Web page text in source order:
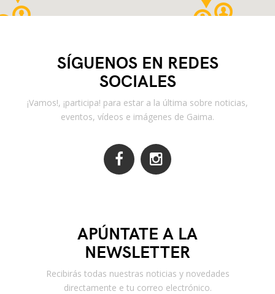
SÍGUENOS EN REDES
SOCIALES
¡Vamos!, ¡participa! para estar a la última sobre noticias,
eventos, vídeos e imágenes de Gaima.
APÚNTATE A LA
NEWSLETTER
Recibirás todas nuestras noticias y novedades
directamente e tu correo electrónico.